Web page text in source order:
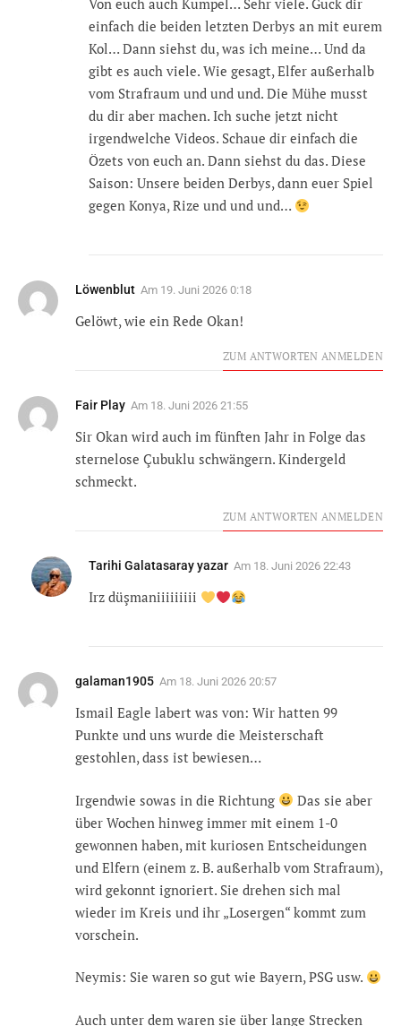
Von euch auch Kumpel… Sehr viele. Guck dir
einfach die beiden letzten Derbys an mit eurem
Kol… Dann siehst du, was ich meine… Und da
gibt es auch viele. Wie gesagt, Elfer außerhalb
vom Strafraum und und und. Die Mühe musst
du dir aber machen. Ich suche jetzt nicht
irgendwelche Videos. Schaue dir einfach die
Özets von euch an. Dann siehst du das. Diese
Saison: Unsere beiden Derbys, dann euer Spiel
gegen Konya, Rize und und und…
Löwenblut Am 19. Juni 2026 0:18
Gelöwt, wie ein Rede Okan!
ZUM ANTWORTEN ANMELDEN
Fair Play Am 18. Juni 2026 21:55
Sir Okan wird auch im fünften Jahr in Folge das
sternelose Çubuklu schwängern. Kindergeld
schmeckt.
ZUM ANTWORTEN ANMELDEN
Tarihi Galatasaray yazar Am 18. Juni 2026 22:43
Irz düşmaniiiiiiiii
galaman1905 Am 18. Juni 2026 20:57
Ismail Eagle labert was von: Wir hatten 99
Punkte und uns wurde die Meisterschaft
gestohlen, dass ist bewiesen…
Irgendwie sowas in die Richtung
Das sie aber
über Wochen hinweg immer mit einem 1-0
gewonnen haben, mit kuriosen Entscheidungen
und Elfern (einem z. B. außerhalb vom Strafraum),
wird gekonnt ignoriert. Sie drehen sich mal
wieder im Kreis und ihr „Losergen“ kommt zum
vorschein.
Neymis: Sie waren so gut wie Bayern, PSG usw.
Auch unter dem waren sie über lange Strecken